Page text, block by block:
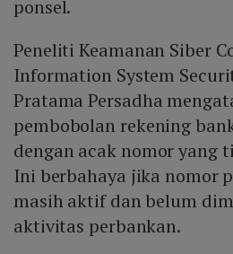
ponsel.
Peneliti Keamanan Siber
Information System
Pratama Persadha
pembobolan rekening
dengan acak nomor yang
Ini berbahaya jika nomor
masih aktif dan belum
aktivitas perbankan.